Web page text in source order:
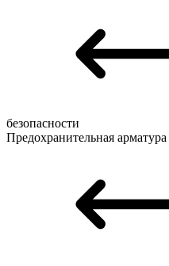
безопасности
Предохранительная арматура